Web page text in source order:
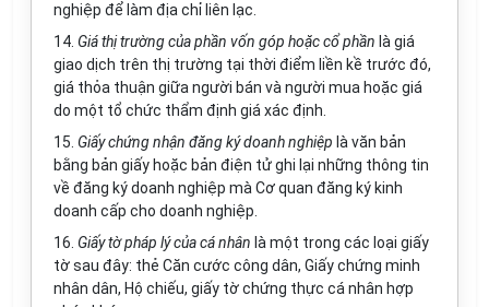
nghiệp để làm địa chỉ liên lạc.
14. Giá thị trường của phần vốn góp hoặc cổ phần là giá
giao dịch trên thị trường tại thời điểm liền kề trước đó,
giá thỏa thuận giữa người bán và người mua hoặc giá
do một tổ chức thẩm định giá xác định.
15. Giấy chứng nhận đăng ký doanh nghiệp là văn bản
bằng bản giấy hoặc bản điện tử ghi lại những thông tin
về đăng ký doanh nghiệp mà Cơ quan đăng ký kinh
doanh cấp cho doanh nghiệp.
16. Giấy tờ pháp lý của cá nhân là một trong các loại giấy
tờ sau đây: thẻ Căn cước công dân, Giấy chứng minh
nhân dân, Hộ chiếu, giấy tờ chứng thực cá nhân hợp